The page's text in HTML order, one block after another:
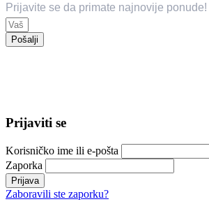
Prijavite se da primate najnovije ponude!
Pošalji
Prijaviti se
Korisničko ime ili e-pošta
Zaporka
Zaboravili ste zaporku?